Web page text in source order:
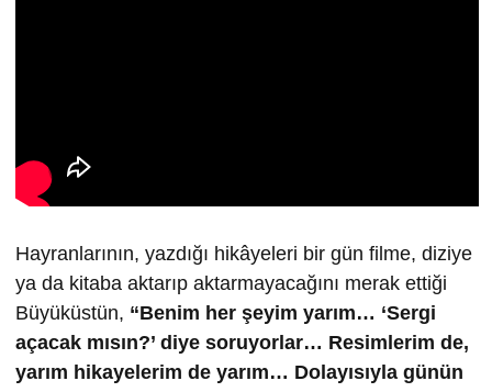
Hayranlarının, yazdığı hikâyeleri bir gün filme, diziye
ya da kitaba aktarıp aktarmayacağını merak ettiği
Büyüküstün, “Benim her şeyim yarım… ‘Sergi
açacak mısın?’ diye soruyorlar… Resimlerim de,
yarım hikayelerim de yarım… Dolayısıyla günün